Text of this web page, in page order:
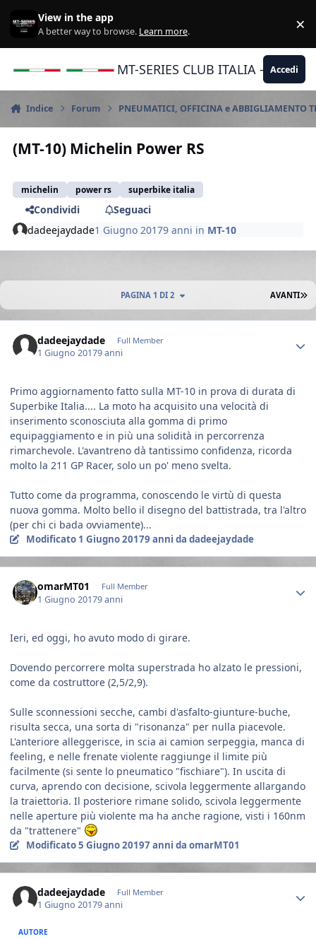
View in the app
A better way to browse. Learn more. ×
MT-SERIES CLUB ITALIA -Accedi
Indice Forum PNEUMATICI, OFFICINA e ABBIGLIAMENTO
(MT-10) Michelin Power RS
michelin power rs superbike italia
Condividi
Seguaci
dadeejaydade1 Giugno 20179 anni in MT-10
AVANTI
PAGINA 1 DI 2
dadeejaydade Full Member
1 Giugno 20179 anni
Primo aggiornamento fatto sulla MT-10 in prova di durata di
Superbike Italia.... La moto ha acquisito una velocità di
inserimento sconosciuta alla gomma di primo
equipaggiamento e in più una solidità in percorrenza
rimarchevole. L'avantreno dà tantissimo confidenza, ricorda
molto la 211 GP Racer, solo un po' meno svelta.
Tutto come da programma, conoscendo le virtù di questa
nuova gomma. Molto bello il disegno del battistrada, tra l'altro
(per chi ci bada ovviamente)...
Modificato 1 Giugno 20179 anni da dadeejaydade
omarMT01 Full Member
1 Giugno 20179 anni
Ieri, ed oggi, ho avuto modo di girare.
Dovendo percorrere molta superstrada ho alzato le pressioni,
come da costruttore (2,5/2,9).
Sulle sconnessioni secche, cambi d'asfalto-giunture-buche,
risulta secca, una sorta di "risonanza" per nulla piacevole.
L'anteriore alleggerisce, in scia ai camion serpeggia, manca di
feeling, e nelle frenate violente raggiunge il limite più
facilmente (si sente lo pneumatico "fischiare"). In uscita di
curva, aprendo con decisione, scivola leggermente allargando
la traiettoria. Il posteriore rimane solido, scivola leggermente
nelle aperture più violente ma ha anche ragione, visti i 160nm
da "trattenere"
Modificato5 Giugno 20197 anni da omarMT01
dadeejaydade Full Member
1 Giugno 20179 anni
AUTORE